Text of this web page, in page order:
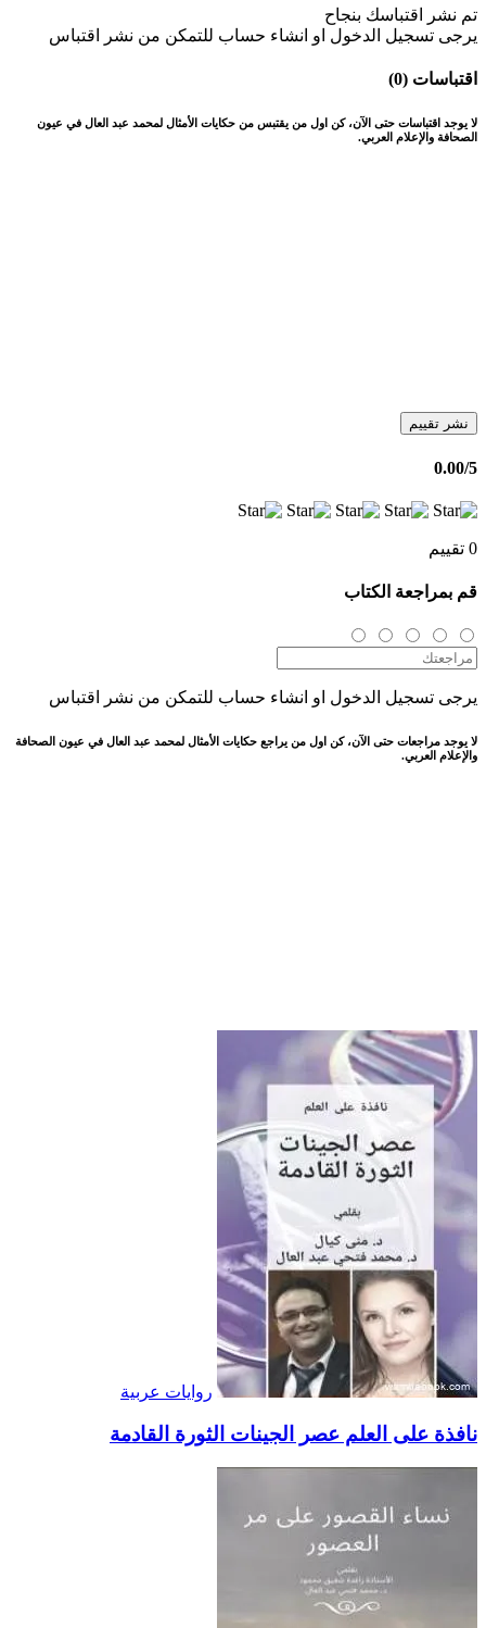
تم نشر اقتباسك بنجاح
يرجى تسجيل الدخول او انشاء حساب للتمكن من نشر اقتباس
اقتباسات (0)
لا يوجد اقتباسات حتى الآن، كن اول من يقتبس من حكايات الأمثال لمحمد عبد العال في عيون
الصحافة والإعلام العربي.
نشر تقييم
0.00/5
0 تقييم
قم بمراجعة الكتاب
يرجى تسجيل الدخول او انشاء حساب للتمكن من نشر اقتباس
لا يوجد مراجعات حتى الآن، كن اول من يراجع حكايات الأمثال لمحمد عبد العال في عيون الصحافة
والإعلام العربي.
روايات عربية
نافذة على العلم عصر الجينات الثورة القادمة